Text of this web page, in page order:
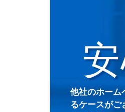
他社のホーム
るケースが